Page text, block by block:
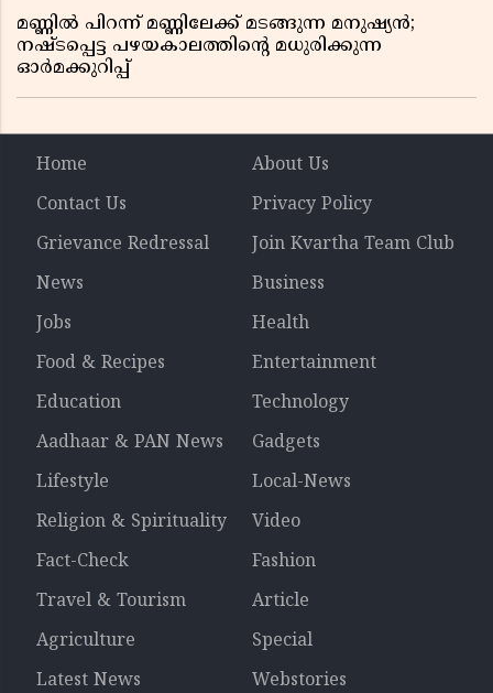
മണ്ണിൽ പിറന്ന് മണ്ണിലേക്ക് മടങ്ങുന്ന മനുഷ്യൻ;
നഷ്ടപ്പെട്ട പഴയകാലത്തിൻ്റെ മധുരിക്കുന്ന
ഓർമക്കുറിപ്പ്
Home
About Us
Contact Us
Privacy Policy
Grievance Redressal
Join Kvartha Team Club
News
Business
Jobs
Health
Food & Recipes
Entertainment
Education
Technology
Aadhaar & PAN News
Gadgets
Lifestyle
Local-News
Religion & Spirituality
Video
Fact-Check
Fashion
Travel & Tourism
Article
Agriculture
Special
Latest News
Webstories